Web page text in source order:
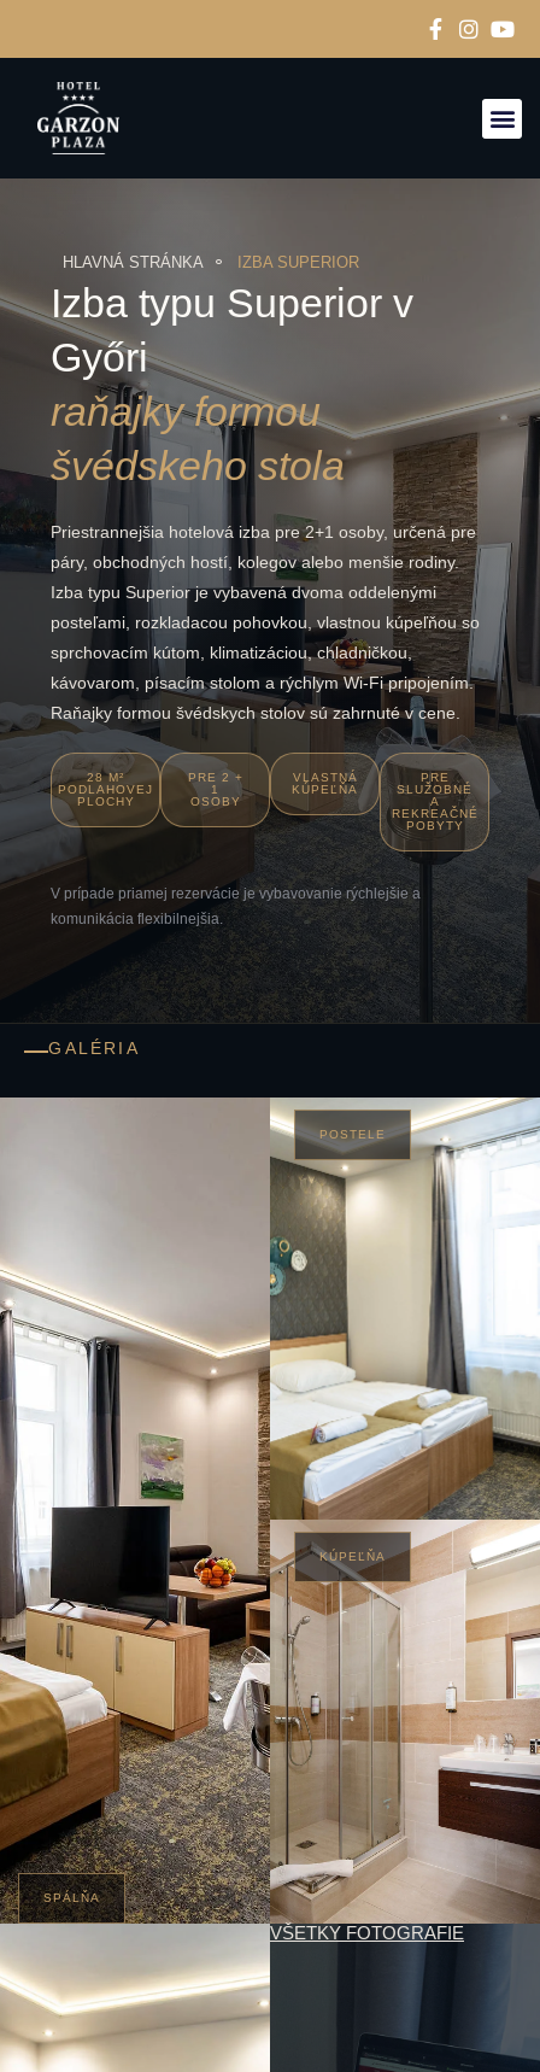
HLAVNÁ STRÁNKA IZBA SUPERIOR
Izba typu Superior v
Győri
raňajky formou
švédskeho stola
Priestrannejšia hotelová izba pre 2+1 osoby, určená pre
páry, obchodných hostí, kolegov alebo menšie rodiny.
Izba typu Superior je vybavená dvoma oddelenými
posteľami, rozkladacou pohovkou, vlastnou kúpeľňou so
sprchovacím kútom, klimatizáciou, chladničkou,
kávovarom, písacím stolom a rýchlym Wi-Fi pripojením.
Raňajky formou švédskych stolov sú zahrnuté v cene.
28 M²
PODLAHOVEJ
PLOCHY
PRE 2 +
1
OSOBY
VLASTNÁ
KÚPEĽŇA
PRE
SLUŽOBNÉ
A
REKREAČNÉ
POBYTY
V prípade priamej rezervácie je vybavovanie rýchlejšie a
komunikácia flexibilnejšia.
GALÉRIA
SPÁLŇA
POSTELE
KÚPEĽŇA
VŠETKY FOTOGRAFIE